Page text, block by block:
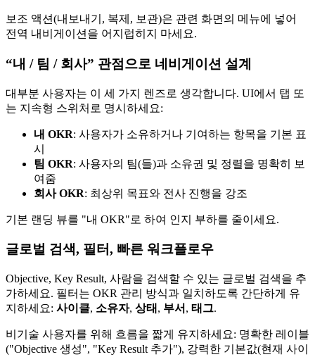
보조 액션(내보내기, 복제, 보관)은 관련 화면의 메뉴에 넣어
전역 내비게이션을 어지럽히지 마세요.
“내 / 팀 / 회사” 관점으로 네비게이션 설계
대부분 사용자는 이 세 가지 렌즈로 생각합니다. UI에서 탭 또
는 지속형 스위처로 명시하세요:
내 OKR: 사용자가 소유하거나 기여하는 항목을 기본 표
시
팀 OKR: 사용자의 팀(들)과 소유권 및 정렬을 명확히 보
여줌
회사 OKR: 최상위 목표와 전사 진행을 강조
기본 랜딩 뷰를 "내 OKR"로 하여 인지 부하를 줄이세요.
글로벌 검색, 필터, 빠른 워크플로우
Objective, Key Result, 사람을 검색할 수 있는 글로벌 검색을 추
가하세요. 필터는 OKR 관리 방식과 일치하도록 간단하게 유
지하세요: 사이클, 소유자, 상태 , 부서 , 태그.
비기술 사용자를 위해 흐름을 짧게 유지하세요: 명확한 레이블
("Objective 생성", "Key Result 추가"), 강력한 기본값(현재 사이